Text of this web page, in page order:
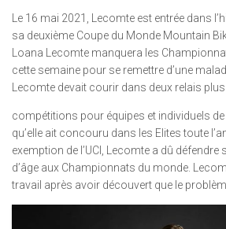
Le 16 mai 2021, Lecomte est entrée dans
sa deuxième Coupe du Monde Mountain
Loana Lecomte manquera les
cette semaine pour se remettre d’une
Lecomte devait courir dans deux relais
compétitions pour équipes et individuels
qu’elle ait concouru dans les Elites toute
exemption de l’UCI, Lecomte a dû défendre
d’âge aux Championnats du monde.
travail après avoir découvert que le